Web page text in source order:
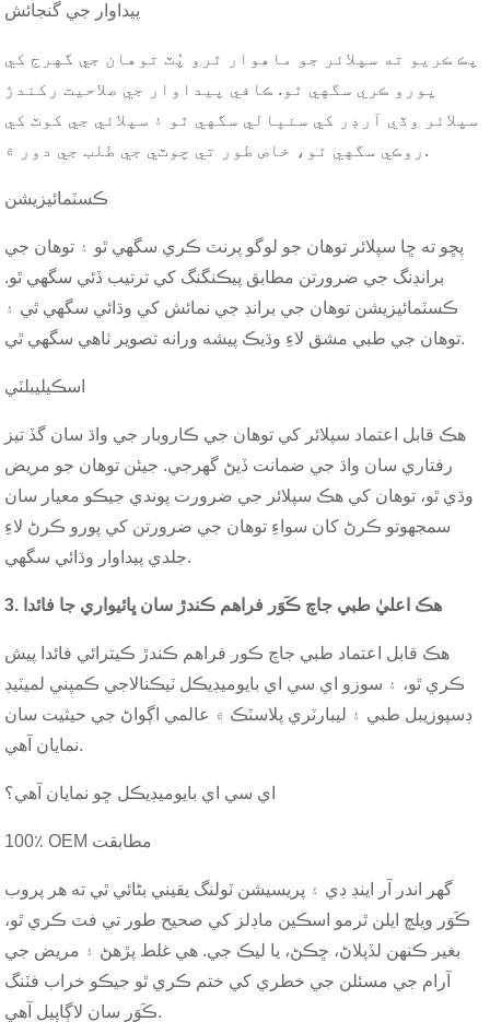
پيداوار جي گنجائش
پڪ ڪريو ته سپلائر جو ماهوار ٿرو پُٽ توهان جي گهرج کي
پورو ڪري سگهي ٿو. ڪافي پيداوار جي صلاحيت رکندڙ
سپلائر وڏي آرڊر کي سنڀالي سگهي ٿو ۽ سپلائي جي کوٽ کي
روڪي سگهي ٿو، خاص طور تي چوٽي جي طلب جي دور ۾.
ڪسٽمائيزيشن
پڇو ته ڇا سپلائر توهان جو لوگو پرنٽ ڪري سگهي ٿو ۽ توهان جي
برانڊنگ جي ضرورتن مطابق پيڪنگنگ کي ترتيب ڏئي سگهي ٿو.
ڪسٽمائيزيشن توهان جي برانڊ جي نمائش کي وڌائي سگهي ٿي ۽
توهان جي طبي مشق لاءِ وڌيڪ پيشه ورانه تصوير ٺاهي سگهي ٿي.
اسڪيليبلٽي
هڪ قابل اعتماد سپلائر کي توهان جي ڪاروبار جي واڌ سان گڏ تيز
رفتاري سان واڌ جي ضمانت ڏيڻ گهرجي. جيئن توهان جو مريض
وڌي ٿو، توهان کي هڪ سپلائر جي ضرورت پوندي جيڪو معيار سان
سمجهوتو ڪرڻ کان سواءِ توهان جي ضرورتن کي پورو ڪرڻ لاءِ
جلدي پيداوار وڌائي سگهي.
3. هڪ اعليٰ طبي جاچ ڪَوَر فراهم ڪندڙ سان ڀائيواري جا فائدا
هڪ قابل اعتماد طبي جاچ ڪور فراهم ڪندڙ ڪيترائي فائدا پيش
ڪري ٿو، ۽ سوزو اي سي اي بايوميڊيڪل ٽيڪنالاجي ڪمپني لميٽيڊ
ڊسپوزيبل طبي ۽ ليبارٽري پلاسٽڪ ۾ عالمي اڳواڻ جي حيثيت سان
نمايان آهي.
اي سي اي بايوميڊيڪل ڇو نمايان آهي؟
100٪ OEM مطابقت
گھر اندر آر اينڊ ڊي ۽ پريسيشن ٽولنگ يقيني بڻائي ٿي ته هر پروب
ڪَوَر ويلچ ايلن ٿرمو اسڪين ماڊلز کي صحيح طور تي فٽ ڪري ٿو،
بغير ڪنهن لڏپلاڻ، ڇڪڻ، يا ليڪ جي. هي غلط پڙهڻ ۽ مريض جي
آرام جي مسئلن جي خطري کي ختم ڪري ٿو جيڪو خراب فٽنگ
ڪَوَر سان لاڳاپيل آهي.